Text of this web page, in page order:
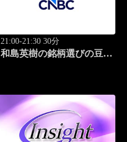
21:00-21:30 30分
和島英樹の銘柄選びの豆知